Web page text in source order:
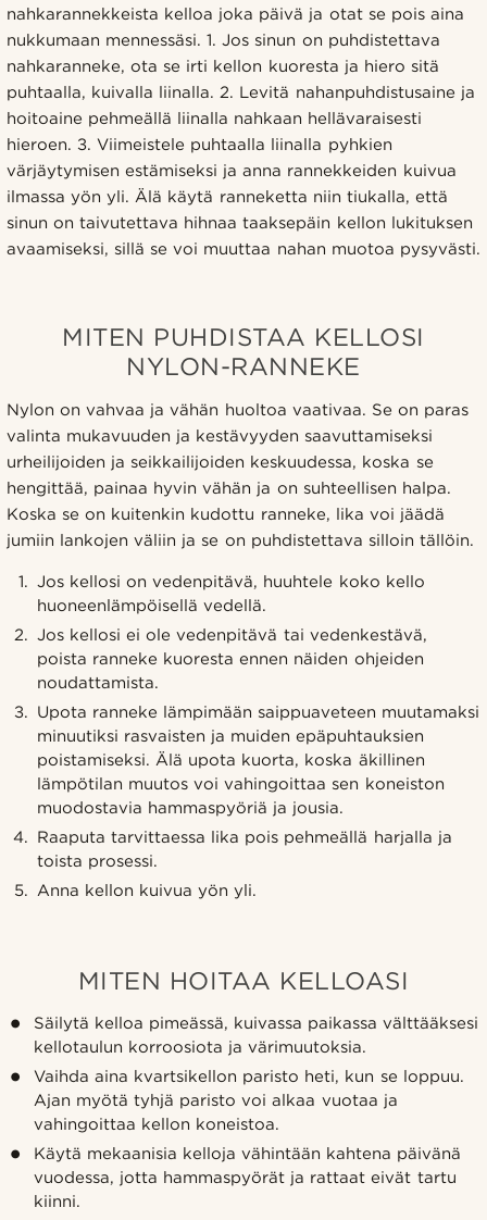
nahkarannekkeista kelloa joka päivä ja otat se pois aina
nukkumaan mennessäsi. 1. Jos sinun on puhdistettava
nahkaranneke, ota se irti kellon kuoresta ja hiero sitä
puhtaalla, kuivalla liinalla. 2. Levitä nahanpuhdistusaine ja
hoitoaine pehmeällä liinalla nahkaan hellävaraisesti
hieroen. 3. Viimeistele puhtaalla liinalla pyhkien
värjäytymisen estämiseksi ja anna rannekkeiden kuivua
ilmassa yön yli. Älä käytä ranneketta niin tiukalla, että
sinun on taivutettava hihnaa taaksepäin kellon lukituksen
avaamiseksi, sillä se voi muuttaa nahan muotoa pysyvästi.
MITEN PUHDISTAA KELLOSI
NYLON-RANNEKE
Nylon on vahvaa ja vähän huoltoa vaativaa. Se on paras
valinta mukavuuden ja kestävyyden saavuttamiseksi
urheilijoiden ja seikkailijoiden keskuudessa, koska se
hengittää, painaa hyvin vähän ja on suhteellisen halpa.
Koska se on kuitenkin kudottu ranneke, lika voi jäädä
jumiin lankojen väliin ja se on puhdistettava silloin tällöin.
Jos kellosi on vedenpitävä, huuhtele koko kello
huoneenlämpöisellä vedellä.
Jos kellosi ei ole vedenpitävä tai vedenkestävä,
poista ranneke kuoresta ennen näiden ohjeiden
noudattamista.
Upota ranneke lämpimään saippuaveteen muutamaksi
minuutiksi rasvaisten ja muiden epäpuhtauksien
poistamiseksi. Älä upota kuorta, koska äkillinen
lämpötilan muutos voi vahingoittaa sen koneiston
muodostavia hammaspyöriä ja jousia.
Raaputa tarvittaessa lika pois pehmeällä harjalla ja
toista prosessi.
Anna kellon kuivua yön yli.
MITEN HOITAA KELLOASI
Säilytä kelloa pimeässä, kuivassa paikassa välttääksesi
kellotaulun korroosiota ja värimuutoksia.
Vaihda aina kvartsikellon paristo heti, kun se loppuu.
Ajan myötä tyhjä paristo voi alkaa vuotaa ja
vahingoittaa kellon koneistoa.
Käytä mekaanisia kelloja vähintään kahtena päivänä
vuodessa, jotta hammaspyörät ja rattaat eivät tartu
kiinni.